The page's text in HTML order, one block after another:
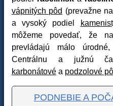
vápnitých pôd (prevažne
a vysoký podiel
môžeme povedať, že
prevládajú málo
Centrálnu a južnú
karbonátové a podzolové
PODNEBIE A